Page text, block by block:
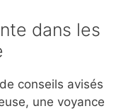
dans les
conseils avisés
une voyance